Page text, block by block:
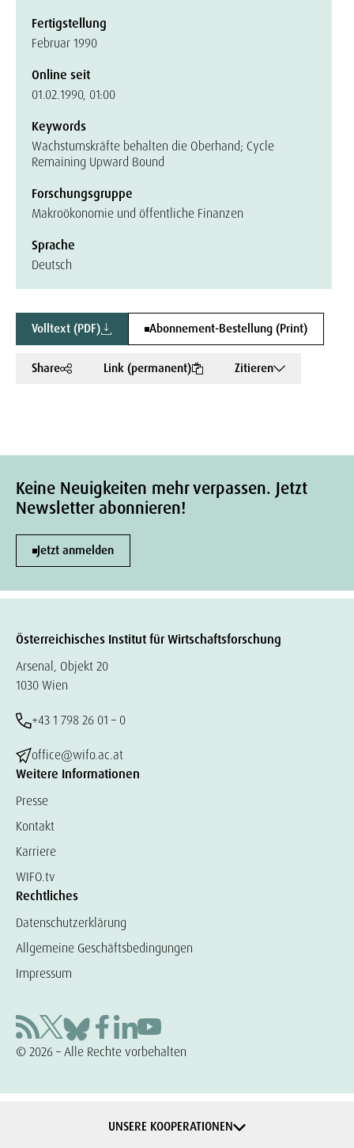
Fertigstellung
Februar 1990
Online seit
01.02.1990, 01:00
Keywords
Wachstumskräfte behalten die Oberhand; Cycle
Remaining Upward Bound
Forschungsgruppe
Makroökonomie und öffentliche Finanzen
Sprache
Deutsch
Volltext (PDF) Abonnement-Bestellung (Print)
Share Link (permanent) Zitieren
Keine Neuigkeiten mehr verpassen. Jetzt
Newsletter abonnieren!
Jetzt anmelden
Österreichisches Institut für Wirtschaftsforschung
Arsenal, Objekt 20
1030 Wien
+43 1 798 26 01 – 0
office@wifo.ac.at
Weitere Informationen
Presse
Kontakt
Karriere
WIFO.tv
Rechtliches
Datenschutzerklärung
Allgemeine Geschäftsbedingungen
Impressum
© 2026 – Alle Rechte vorbehalten
UNSERE KOOPERATIONEN